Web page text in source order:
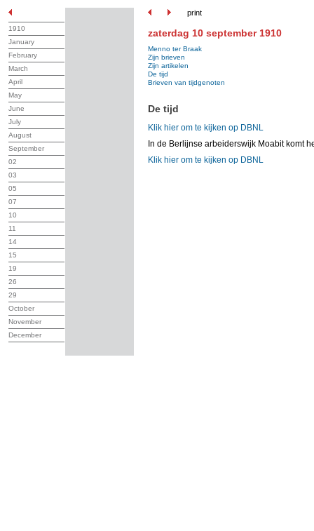
print
1910
January
February
March
April
May
June
July
August
September
02
03
05
07
10
11
14
15
19
26
29
October
November
December
zaterdag 10 september 1910
Menno ter Braak
Zijn brieven
Zijn artikelen
De tijd
Brieven van tijdgenoten
De tijd
Klik hier om te kijken op DBNL
In de Berlijnse arbeiderswijk Moabit komt
Klik hier om te kijken op DBNL